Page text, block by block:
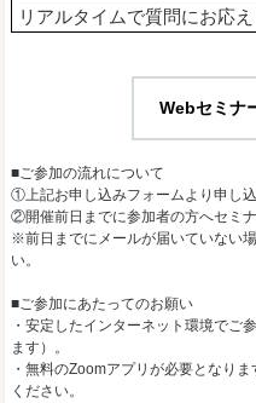
リアルタイムで質問にお応え
Webセミナ
■ご参加の流れについて
①上記お申し込みフォームより申し込
②開催前日までに参加者の方へセミ
※前日までにメールが届いていない
い。
■ご参加にあたってのお願い
・安定したインターネット環境でご
ます）。
・無料のZoomアプリが必要となり
ください。